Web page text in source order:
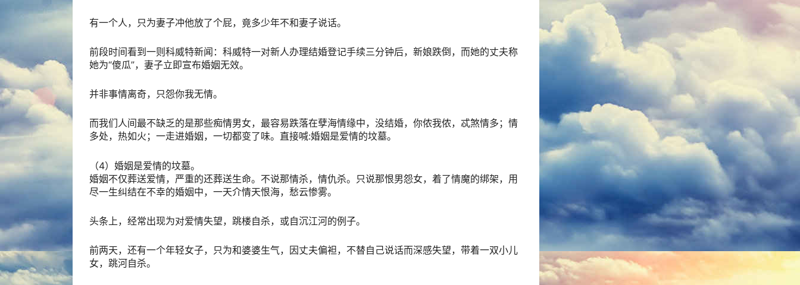
有一个人，只为妻子冲他放了个屁，竟多少年不和妻子说话。
前段时间看到一则科威特新闻：科威特一对新人办理结婚登记手续三分钟后，新娘跌倒，而她的丈夫称
她为“傻瓜”，妻子立即宣布婚姻无效。
并非事情离奇，只怨你我无情。
而我们人间最不缺乏的是那些痴情男女，最容易跌落在孽海情缘中，没结婚，你侬我侬，忒煞情多；情
多处，热如火；一走进婚姻，一切都变了味。直接喊:婚姻是爱情的坟墓。
（4）婚姻是爱情的坟墓。
婚姻不仅葬送爱情，严重的还葬送生命。不说那情杀，情仇杀。只说那恨男怨女，着了情魔的绑架，用
尽一生纠结在不幸的婚姻中，一天介情天恨海，愁云惨雾。
头条上，经常出现为对爱情失望，跳楼自杀，或自沉江河的例子。
前两天，还有一个年轻女子，只为和婆婆生气，因丈夫偏袒，不替自己说话而深感失望，带着一双小儿
女，跳河自杀。